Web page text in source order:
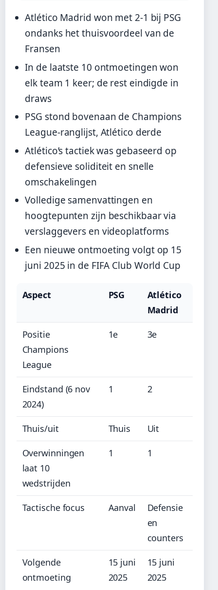
Atlético Madrid won met 2-1 bij PSG
ondanks het thuisvoordeel van de
Fransen
In de laatste 10 ontmoetingen won
elk team 1 keer; de rest eindigde in
draws
PSG stond bovenaan de Champions
League-ranglijst, Atlético derde
Atlético’s tactiek was gebaseerd op
defensieve soliditeit en snelle
omschakelingen
Volledige samenvattingen en
hoogtepunten zijn beschikbaar via
verslaggevers en videoplatforms
Een nieuwe ontmoeting volgt op 15
juni 2025 in de FIFA Club World Cup
Aspect PSG
Atlético
Madrid
Positie
Champions
League
1e 3e
Eindstand (6 nov
2024)
1 2
Thuis/uit Thuis Uit
Overwinningen
laat 10
wedstrijden
1 1
Tactische focus Aanval
Defensie
en
counters
Volgende
ontmoeting
15 juni
2025
15 juni
2025